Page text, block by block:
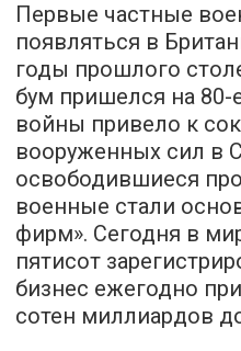
Первые частные
появляться в
годы прошлого
бум пришелся на 80-
войны привело к
вооруженных сил в
освободившиеся
военные стали
фирм». Сегодня в
пятисот
бизнес ежегодно
сотен миллиардов